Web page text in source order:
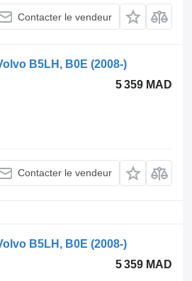
Contacter le vendeur
B5LH, B0E (2008-)
5 359 MAD
Contacter le vendeur
B5LH, B0E (2008-)
5 359 MAD